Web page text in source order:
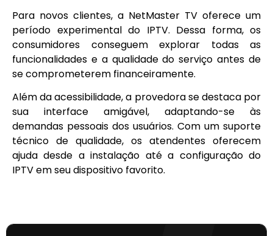
Para novos clientes, a NetMaster TV oferece um
período experimental do IPTV. Dessa forma, os
consumidores conseguem explorar todas as
funcionalidades e a qualidade do serviço antes de
se comprometerem financeiramente.
Além da acessibilidade, a provedora se destaca por
sua interface amigável, adaptando-se às
demandas pessoais dos usuários. Com um suporte
técnico de qualidade, os atendentes oferecem
ajuda desde a instalação até a configuração do
IPTV em seu dispositivo favorito.